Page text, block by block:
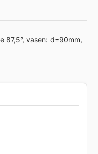
87,5°, vasen: d=90mm,